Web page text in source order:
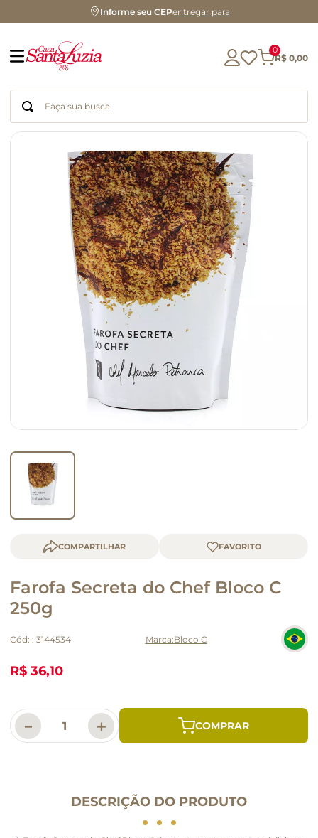
Informe seu CEPentregar para
0
R$ 0,00
Faça sua busca
COMPARTILHAR
Farofa Secreta do Chef Bloco C
250g
Cód: : 3144534 Bloco C
R$ 36,10
＋
－
DESCRIÇÃO DO PRODUTO